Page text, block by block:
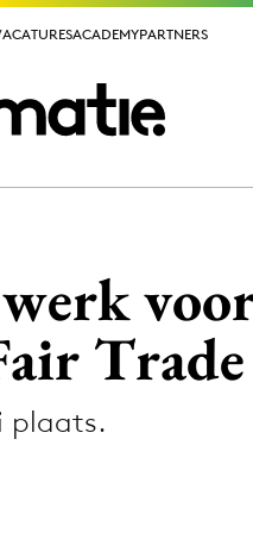
ACADEMYPARTNERS
ACADEMYPARTNERS
Media
plaats.